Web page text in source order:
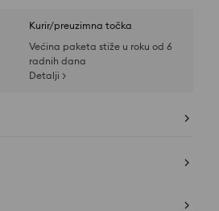
Kurir/preuzimna točka
Većina paketa stiže u roku od 6
radnih dana
Detalji >